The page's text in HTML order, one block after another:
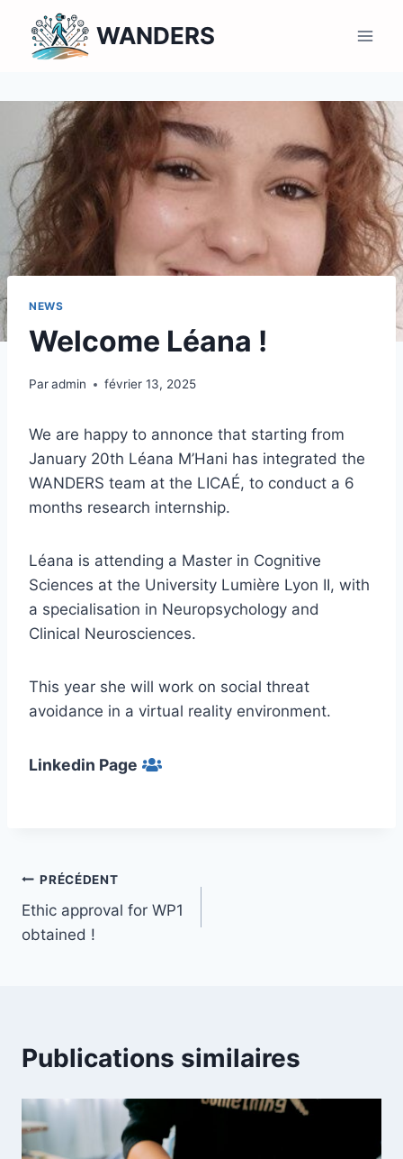
contenu
WANDERS
NEWS
Welcome Léana !
Paradmin février 13, 2025
We are happy to annonce that starting from
January 20th Léana M’Hani has integrated the
WANDERS team at the LICAÉ, to conduct a 6
months research internship.
Léana is attending a Master in Cognitive
Sciences at the University Lumière Lyon II, with
a specialisation in Neuropsychology and
Clinical Neurosciences.
This year she will work on social threat
avoidance in a virtual reality environment.
Linkedin Page
Navigation
de
PRÉCÉDENT
Ethic approval for WP1
obtained !
Publications similaires